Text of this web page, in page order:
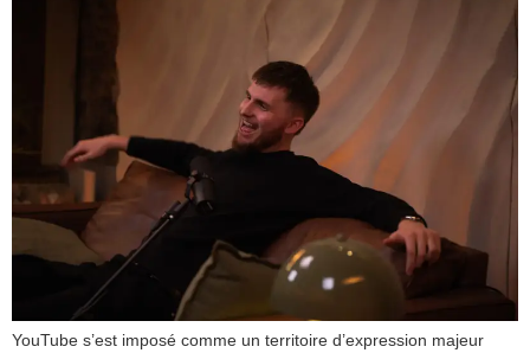
YouTube s’est imposé comme un territoire d’expression majeur